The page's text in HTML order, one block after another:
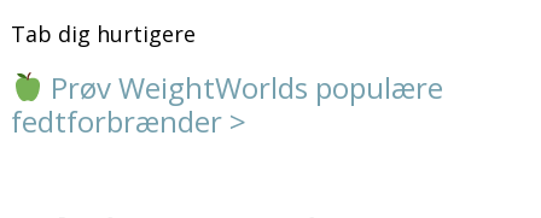
Tab dig hurtigere
Prøv WeightWorlds populære
fedtforbrænder >